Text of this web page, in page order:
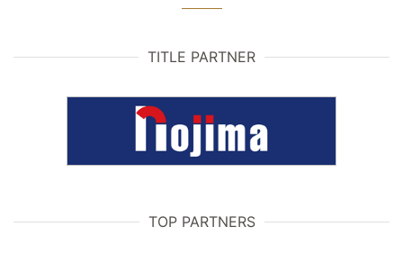
TITLE PARTNER
TOP PARTNERS